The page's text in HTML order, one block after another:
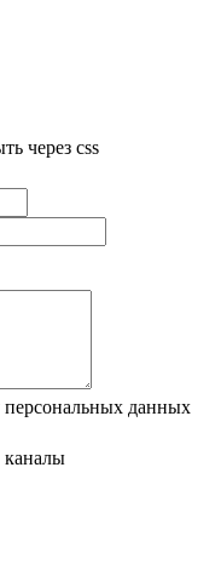
через css
персональных данных